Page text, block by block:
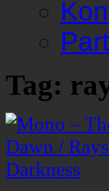
Tag: